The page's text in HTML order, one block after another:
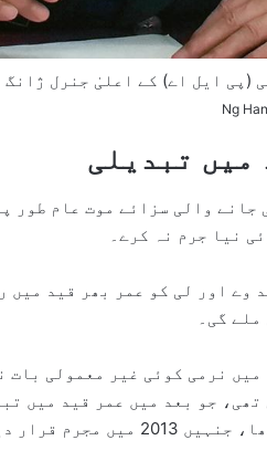
(پی ایل اے) کے اعلیٰ جنرل
میں تبدیلی
والی سزائے موت عام طور
نیا جرم نہ کرے۔
وے اور لی کو عمر بھر قید میں
گی۔
نرمی کوئی غیر معمولی بات
گئی تھی، جو بعد میں عمر قید
دیا گیا تھا۔